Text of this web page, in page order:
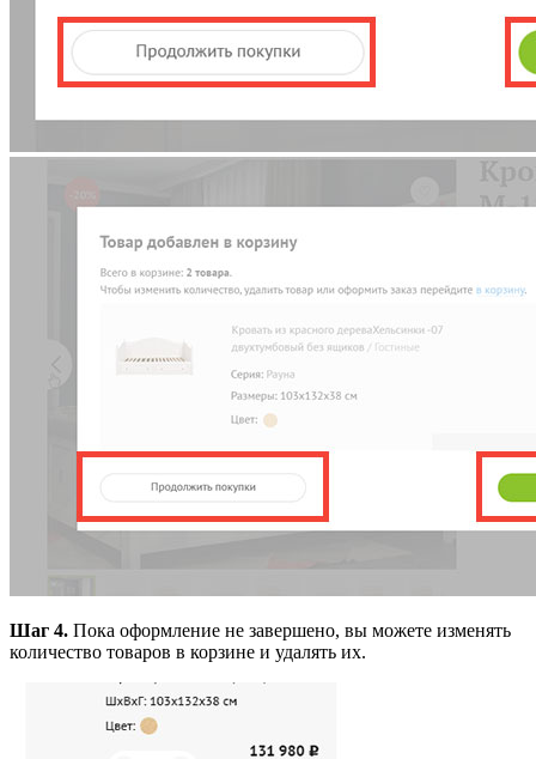
Шаг 4. Пока оформление не завершено, вы можете изменять
количество товаров в корзине и удалять их.